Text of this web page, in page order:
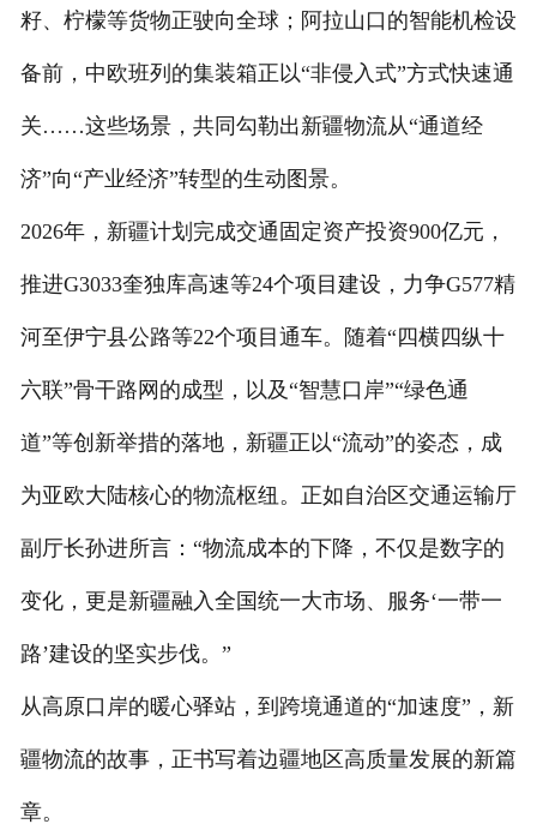
籽、柠檬等货物正驶向全球；阿拉山口的智能机检设
备前，中欧班列的集装箱正以“非侵入式”方式快速通
关……这些场景，共同勾勒出新疆物流从“通道经
济”向“产业经济”转型的生动图景。
2026年，新疆计划完成交通固定资产投资900亿元，
推进G3033奎独库高速等24个项目建设，力争G577精
河至伊宁县公路等22个项目通车。随着“四横四纵十
六联”骨干路网的成型，以及“智慧口岸”“绿色通
道”等创新举措的落地，新疆正以“流动”的姿态，成
为亚欧大陆核心的物流枢纽。正如自治区交通运输厅
副厅长孙进所言：“物流成本的下降，不仅是数字的
变化，更是新疆融入全国统一大市场、服务‘一带一
路’建设的坚实步伐。”
从高原口岸的暖心驿站，到跨境通道的“加速度”，新
疆物流的故事，正书写着边疆地区高质量发展的新篇
章。